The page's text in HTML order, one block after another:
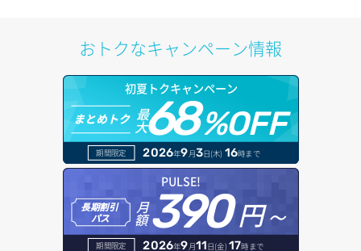
バックアップ詳細一覧取得
ボリュームイメージ保存
ボリュームタイプ一覧取得
ボリュームタイプ詳細取得
ボリューム一覧取得
イメージ詳細取得
アタッチ済みポート詳細取得
アタッチ済みボリューム一覧
アタッチ済みボリューム詳細取得
コンソールURL発行
サーバーに紐づくアドレス取得
サーバーに紐づくアドレス取得（ネットワーク指定）
サブネット詳細取得
セキュリティグループ ルール一覧取得
セキュリティグループ ルール作成
セキュリティグループ ルール削除
セキュリティグループ ルール詳細取得
セキュリティグループ一覧取得
ヘルスモニタ一覧取得
ヘルスモニタ作成
ヘルスモニタ削除
ヘルスモニタ更新
ヘルスモニタ詳細取得
オブジェクトダウンロード
オブジェクトバージョン管理
オブジェクト一覧取得
オブジェクト削除
オブジェクト削除予約
ドメイン情報登録
ドメイン詳細取得
レコード一覧取得
レコード作成
おトクなキャンペーン情報
初夏トクキャンペーン
まとめトク 最
大68%OFF
期間限定 2026年9月3日(木) 16時まで
PULSE!
長期割引
パス
月
額390円～
期間限定 2026年9月11日(金) 17時まで